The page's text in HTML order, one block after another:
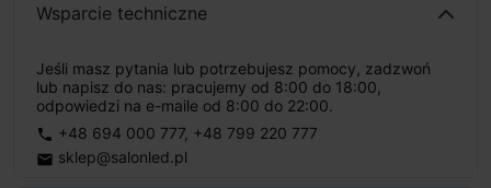
Wsparcie techniczne
Jeśli masz pytania lub potrzebujesz pomocy, zadzwoń
lub napisz do nas: pracujemy od 8:00 do 18:00,
odpowiedzi na e-maile od 8:00 do 22:00.
phone +48 694 000 777, +48 799 220 777
email sklep@salonled.pl